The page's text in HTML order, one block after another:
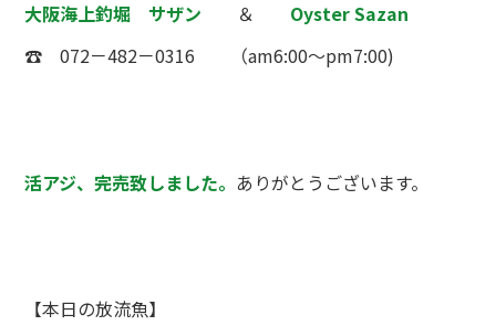
大阪海上釣堀 サザン ＆ Oyster Sazan
☎ 072－482－0316 （am6:00～pm7:00)
活アジ、完売致しました。 ありがとうございます。
【本日の放流魚】